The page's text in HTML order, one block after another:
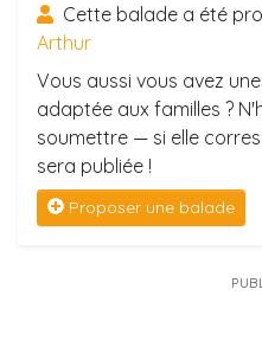
Cette balade a été
Arthur
Vous aussi vous avez
adaptée aux familles ?
soumettre — si elle
sera publiée !
Proposer une balade